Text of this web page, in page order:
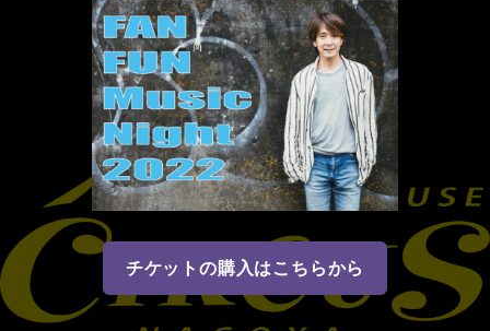
チケットの購入はこちらから